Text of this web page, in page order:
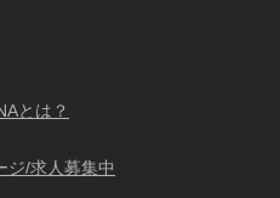
とは？
ジ/求人募集中